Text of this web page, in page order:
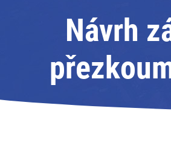
Návrh